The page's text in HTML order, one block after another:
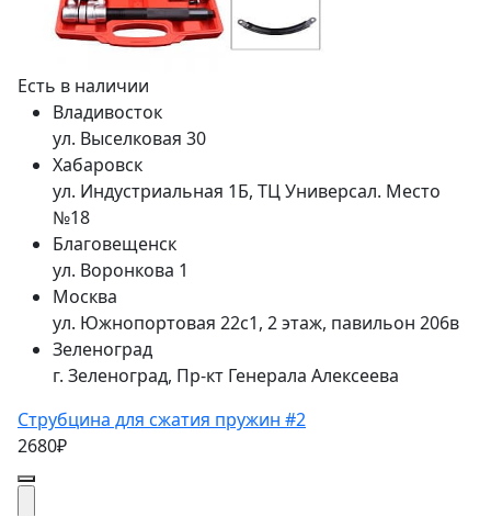
Есть в наличии
Владивосток
ул. Выселковая 30
Хабаровск
ул. Индустриальная 1Б, ТЦ Универсал. Место
№18
Благовещенск
ул. Воронкова 1
Москва
ул. Южнопортовая 22с1, 2 этаж, павильон 206в
Зеленоград
г. Зеленоград, Пр-кт Генерала Алексеева
Струбцина для сжатия пружин #2
2680₽